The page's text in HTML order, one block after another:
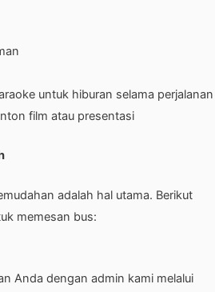
untuk hiburan selama perjalanan
film atau presentasi
adalah hal utama. Berikut
memesan bus:
Anda dengan admin kami melalui